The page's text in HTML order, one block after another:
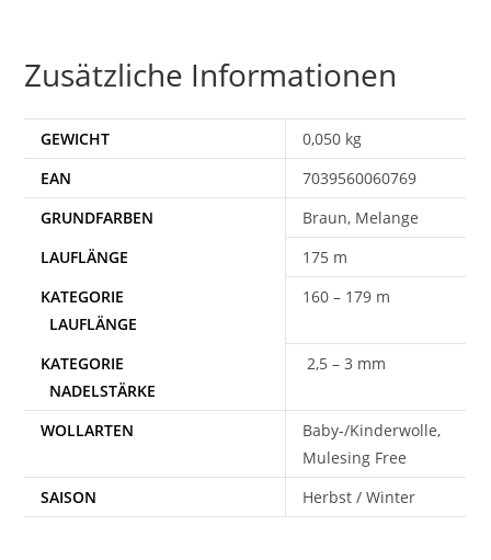
Zusätzliche Informationen
GEWICHT
0,050 kg
EAN
7039560060769
Braun, Melange
175 m
160 – 179 m
2,5 – 3 mm
WOLLARTEN
Baby-/Kinderwolle,
Mulesing Free
SAISON
Herbst / Winter